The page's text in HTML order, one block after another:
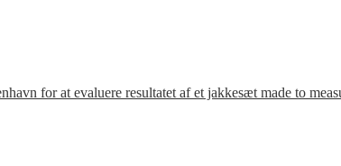
for at evaluere resultatet af et jakkesæt made to